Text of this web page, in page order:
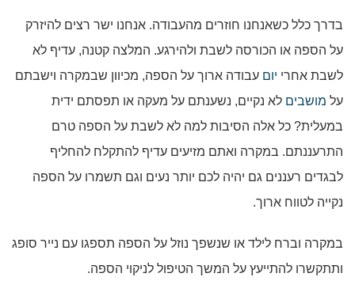
בדרך כלל כשאנחנו חוזרים מהעבודה. אנחנו ישר רצים להיזרק
על הספה או הכורסה לשבת ולהירגע. המלצה קטנה, עדיף לא
לשבת אחרי יום עבודה ארוך על הספה, מכיוון שבמקרה וישבתם
על מושבים לא נקיים, נשענתם על מעקה או תפסתם ידית
במעלית? כל אלה הסיבות למה לא לשבת על הספה טרם
התרעננתם. במקרה ואתם מזיעים עדיף להתקלח להחליף
לבגדים רעננים גם יהיה לכם יותר נעים וגם תשמרו על הספה
נקייה לטווח ארוך.
במקרה וברח לילד או שנשפך נוזל על הספה תספגו עם נייר סופג
ותתקשרו להתייעץ על המשך הטיפול לניקוי הספה.